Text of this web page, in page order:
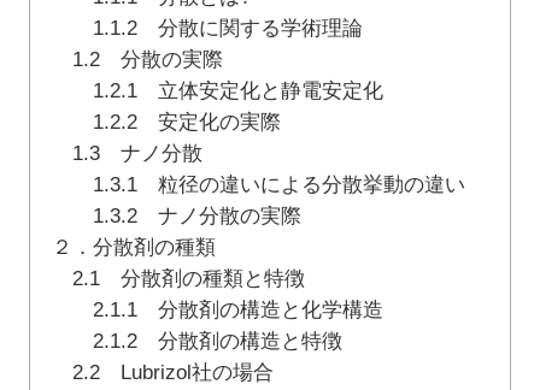
1.1.2 分散に関する学術理論
1.2 分散の実際
1.2.1 立体安定化と静電安定化
1.2.2 安定化の実際
1.3 ナノ分散
1.3.1 粒径の違いによる分散挙動の違い
1.3.2 ナノ分散の実際
２．分散剤の種類
2.1 分散剤の種類と特徴
2.1.1 分散剤の構造と化学構造
2.1.2 分散剤の構造と特徴
2.2 Lubrizol社の場合